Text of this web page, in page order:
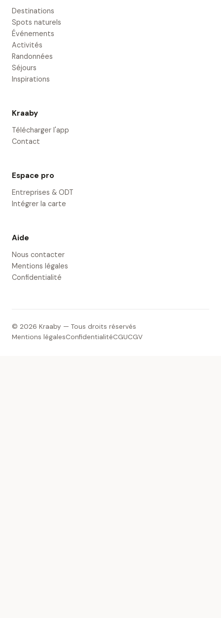
Destinations
Spots naturels
Événements
Activités
Randonnées
Séjours
Inspirations
Kraaby
Télécharger l'app
Contact
Espace pro
Entreprises & ODT
Intégrer la carte
Aide
Nous contacter
Mentions légales
Confidentialité
© 2026 Kraaby — Tous droits réservés
Mentions légalesConfidentialitéCGUCGV